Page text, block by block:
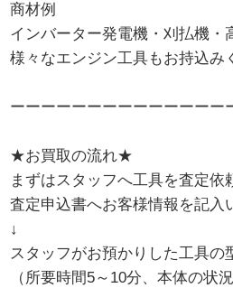
商材例
インバーター発電機・刈払機・
様々なエンジン工具もお持込み
ーーーーーーーーーーーーー
★お買取の流れ★
まずはスタッフへ工具を査定依
査定申込書へお客様情報を記入
↓
スタッフがお預かりした工具の
（所要時間5～10分、本体の状